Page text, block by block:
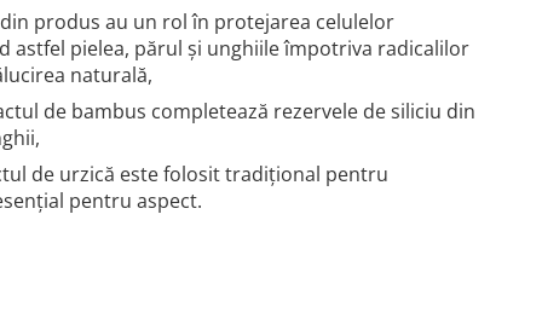
produs au un rol în protejarea celulelor
astfel pielea, părul și unghiile împotriva radicalilor
naturală,
de bambus completează rezervele de siliciu din
de urzică este folosit tradițional pentru
pentru aspect.